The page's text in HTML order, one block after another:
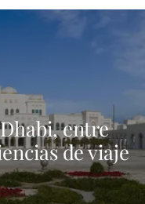
entre
de viaje